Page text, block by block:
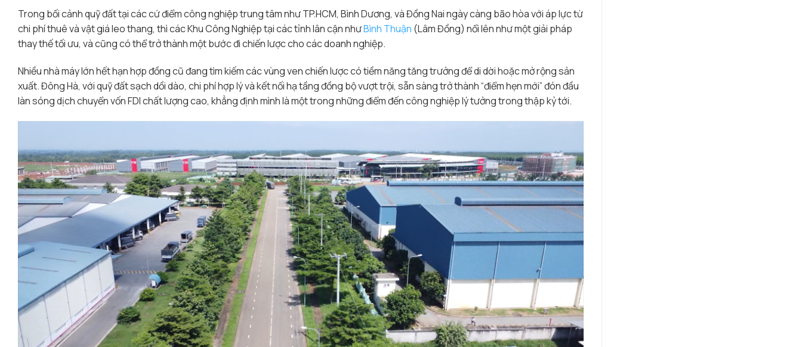
Trong bối cảnh quỹ đất tại các cứ điểm công nghiệp trung tâm như TP.HCM, Bình Dương, và Đồng Nai ngày càng bão hòa với áp lực từ
chi phí thuê và vật giá leo thang, thì các Khu Công Nghiệp tại các tỉnh lân cận nhưBình Thuận (Lâm Đồng) nổi lên như một giải pháp
thay thế tối ưu, và cũng có thể trở thành một bước đi chiến lược cho các doanh nghiệp.
Nhiều nhà máy lớn hết hạn hợp đồng cũ đang tìm kiếm các vùng ven chiến lược có tiềm năng tăng trưởng để di dời hoặc mở rộng sản
xuất. Đông Hà, với quỹ đất sạch dồi dào, chi phí hợp lý và kết nối hạ tầng đồng bộ vượt trội, sẵn sàng trở thành “điểm hẹn mới” đón đầu
làn sóng dịch chuyển vốn FDI chất lượng cao, khẳng định mình là một trong những điểm đến công nghiệp lý tưởng trong thập kỷ tới.